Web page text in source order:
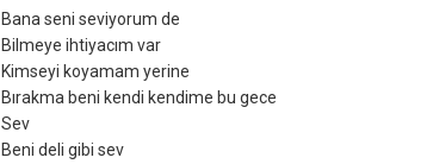
Bana seni seviyorum de
Bilmeye ihtiyacım var
Kimseyi koyamam yerine
Bırakma beni kendi kendime bu gece
Sev
Beni deli gibi sev